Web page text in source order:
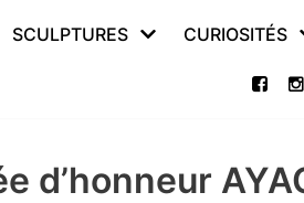
SCULPTURES CURIOSITÉS
d’honneur